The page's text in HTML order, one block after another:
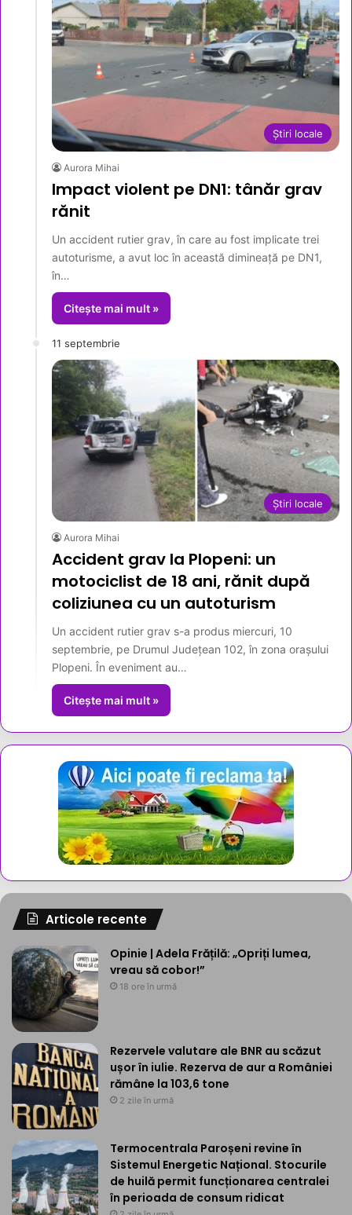
Știri locale
Aurora Mihai
Impact violent pe DN1: tânăr grav
rănit
Un accident rutier grav, în care au fost implicate trei
autoturisme, a avut loc în această dimineață pe DN1,
în…
Citește mai mult »
11 septembrie
Știri locale
Aurora Mihai
Accident grav la Plopeni: un
motociclist de 18 ani, rănit după
coliziunea cu un autoturism
Un accident rutier grav s-a produs miercuri, 10
septembrie, pe Drumul Județean 102, în zona orașului
Plopeni. În eveniment au…
Citește mai mult »
Articole recente
Opinie | Adela Frățilă: „Opriți lumea,
vreau să cobor!”
18 ore în urmă
Rezervele valutare ale BNR au scăzut
ușor în iulie. Rezerva de aur a României
rămâne la 103,6 tone
2 zile în urmă
Termocentrala Paroșeni revine în
Sistemul Energetic Național. Stocurile
de huilă permit funcționarea centralei
în perioada de consum ridicat